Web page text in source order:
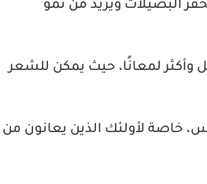
البصيلات ويزيد من نمو
لمعانًا، حيث يمكن للشعر
خاصة لأولئك الذين يعانون من